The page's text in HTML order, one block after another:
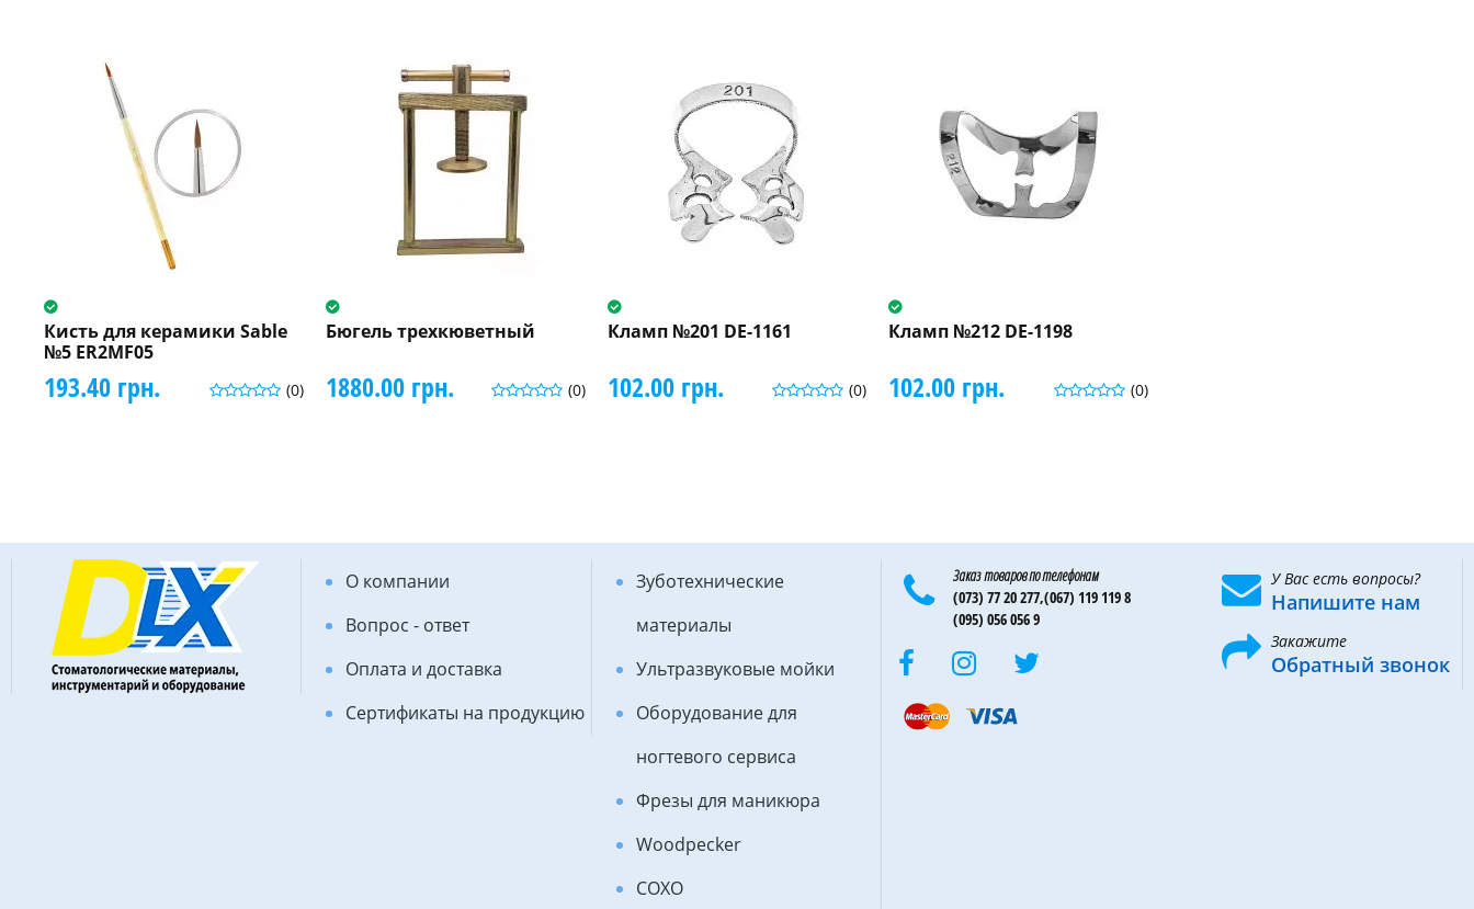
Кисть для керамики Sable
№5 ER2MF05
(0)
193.40 грн.
Бюгель трехкюветный
(0)
1880.00 грн.
Кламп №201 DE-1161
(0)
102.00 грн.
Кламп №212 DE-1198
(0)
102.00 грн.
О компании
Вопрос - ответ
Оплата и доставка
Сертификаты на продукцию
Зуботехнические
материалы
Ультразвуковые мойки
Оборудование для
ногтевого сервиса
Фрезы для маникюра
Woodpecker
COXO
Заказ товаров по телефонам
(073) 77 20 277,(067) 119 119 8
(095) 056 056 9
У Вас есть вопросы?
Напишите нам
Закажите
Обратный звонок